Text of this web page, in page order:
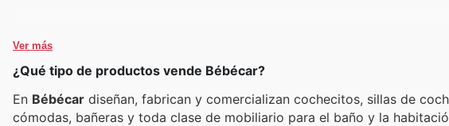
Ver más
¿Qué tipo de productos vende Bébécar?
En Bébécar diseñan, fabrican y comercializan cochecitos, sillas de
cómodas, bañeras y toda clase de mobiliario para el baño y la